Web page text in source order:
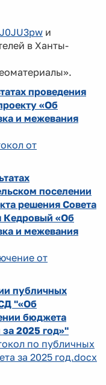
и
в Ханты-
проведения
«Об
и межевания
от
поселении
решения Совета
Кедровый «Об
и межевания
от
публичных
"«Об
бюджета
2025 год»"
по публичных
за 2025 год.docx